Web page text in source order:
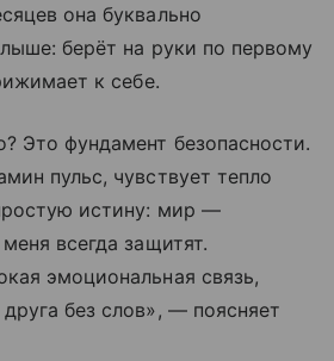
она буквально
берёт на руки по первому
к себе.
Это фундамент безопасности.
пульс, чувствует тепло
истину: мир —
всегда защитят.
эмоциональная связь,
без слов», — поясняет